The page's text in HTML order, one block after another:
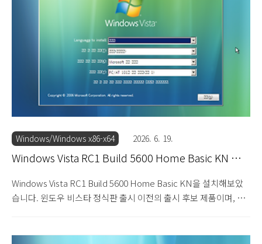
니다. 입력하지 않고 넘어갑니다. 설치할 에디션을 선택합니다. 비
즈니스 N을 선택합니다. 사용권 계약서입니다. 동의함에 체크합니
다. 설치 옵션을 선택합니다. 아래쪽의 사용자 지정 설치를 선택합
니다. 윈도우를 설치할 하드 디스크를 선..
Windows/Windows x86-x64 2026. 6. 19.
Windows Vista RC1 Build 5600 Home Basic KN 설
Windows Vista RC1 Build 5600 Home Basic KN을 설치해보았
습니다. 윈도우 비스타 정식판 출시 이전의 출시 후보 제품이며, 홈
는 2006년 마이크로소프트의 자사 프로그램 끼워팔기 문제에 대해